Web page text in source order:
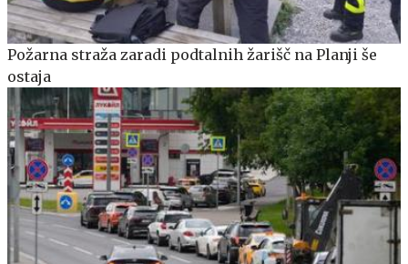
Požarna straža zaradi podtalnih žarišč na Planji še
ostaja